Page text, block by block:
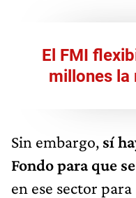
El FMI
millones la
Sin embargo, sí
Fondo para que
en ese sector